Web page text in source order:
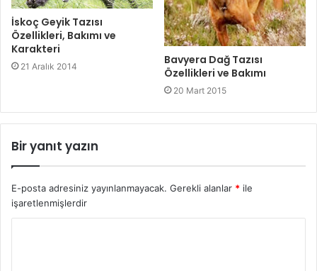
İskoç Geyik Tazısı
Özellikleri, Bakımı ve
Karakteri
21 Aralık 2014
Bavyera Dağ Tazısı
Özellikleri ve Bakımı
20 Mart 2015
Bir yanıt yazın
E-posta adresiniz yayınlanmayacak. Gerekli alanlar * ile
işaretlenmişlerdir